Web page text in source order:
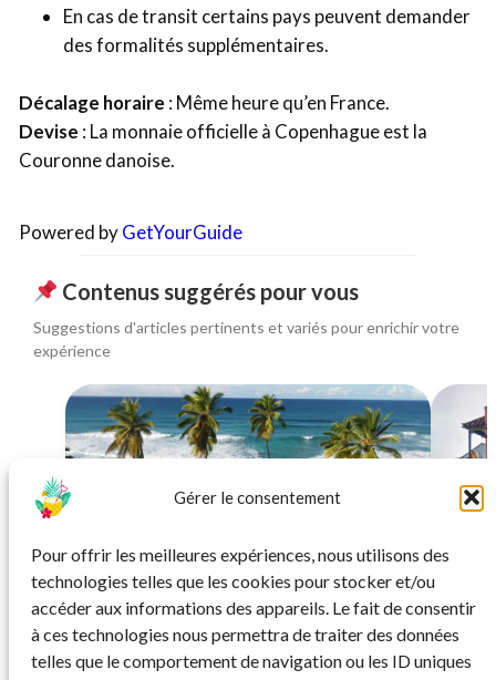
Gérer le consentement
Pour offrir les meilleures expériences, nous utilisons des
technologies telles que les cookies pour stocker et/ou
accéder aux informations des appareils. Le fait de consentir
à ces technologies nous permettra de traiter des données
telles que le comportement de navigation ou les ID uniques
En cas de transit certains pays peuvent demander
des formalités supplémentaires.
Décalage horaire : Même heure qu’en France.
Devise : La monnaie officielle à Copenhague est la
Couronne danoise.
Powered byGetYourGuide
Contenus suggérés pour vous
Suggestions d'articles pertinents et variés pour enrichir votre
expérience
SÉJOUR
République Dominicaine : 2 hôtels all
inclusive
Modulable de 5 à 14 nuits